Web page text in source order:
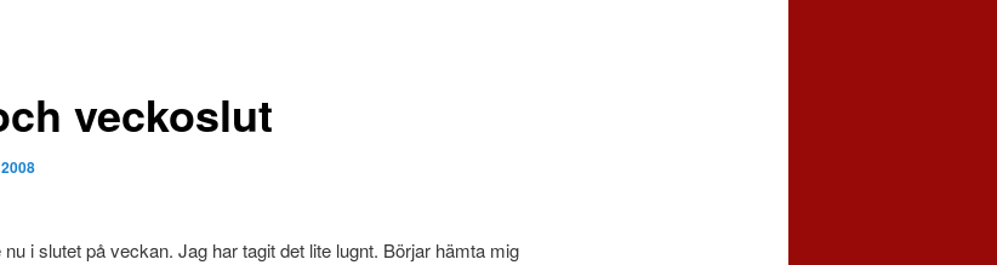
veckoslut
i slutet på veckan. Jag har tagit det lite lugnt. Börjar hämta mig